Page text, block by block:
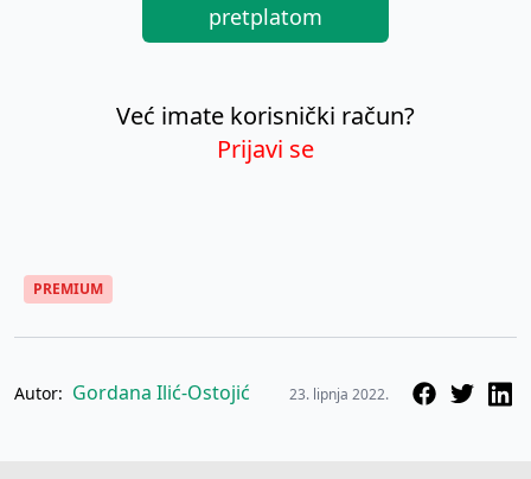
pretplatom
Već imate korisnički račun?
Prijavi se
PREMIUM
Autor: Gordana Ilić-Ostojić 23. lipnja 2022.